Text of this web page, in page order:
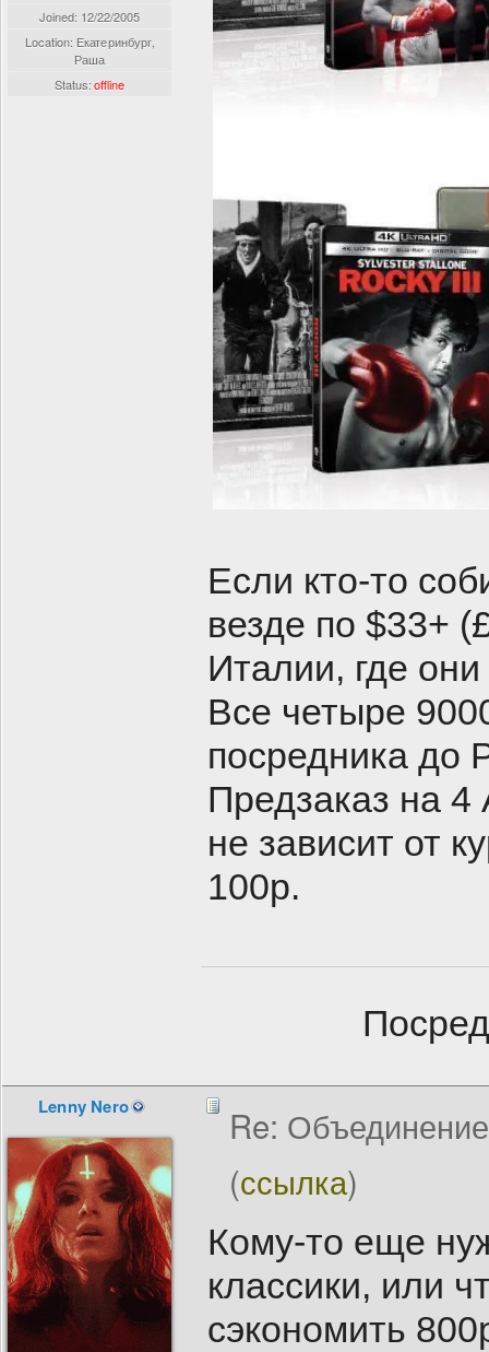
Joined: 12/22/2005
Location: Екатеринбург,
Раша
Status:offline
Если кто-то
везде по $33+
Италии, где
Все четыре
посредника до
Предзаказ на 4
не зависит от
100р.
Lenny Nero
Re:
(ссылка)
Кому-то еще
классики, или
сэкономить